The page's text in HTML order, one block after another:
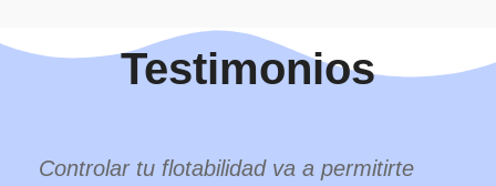
Testimonios
Controlar tu flotabilidad va a permitirte